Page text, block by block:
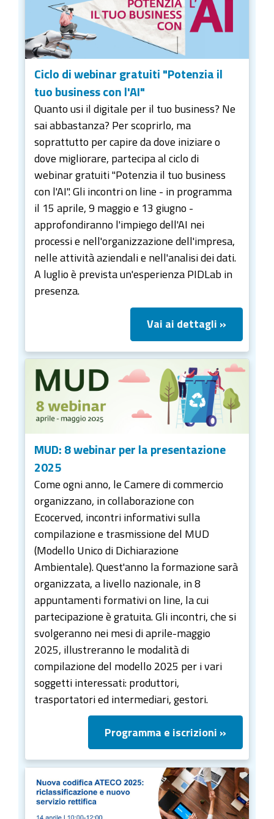
Ciclo di webinar gratuiti "Potenzia il
tuo business con l'AI"
Quanto usi il digitale per il tuo business? Ne
sai abbastanza? Per scoprirlo, ma
soprattutto per capire da dove iniziare o
dove migliorare, partecipa al ciclo di
webinar gratuiti "Potenzia il tuo business
con l'AI". Gli incontri on line - in programma
il 15 aprile, 9 maggio e 13 giugno -
approfondiranno l'impiego dell'AI nei
processi e nell'organizzazione dell'impresa,
nelle attività aziendali e nell'analisi dei dati.
A luglio è prevista un'esperienza PIDLab in
presenza.
Vai ai dettagli »
MUD: 8 webinar per la presentazione
2025
Come ogni anno, le Camere di commercio
organizzano, in collaborazione con
Ecocerved, incontri informativi sulla
compilazione e trasmissione del MUD
(Modello Unico di Dichiarazione
Ambientale). Quest'anno la formazione sarà
organizzata, a livello nazionale, in 8
appuntamenti formativi on line, la cui
partecipazione è gratuita. Gli incontri, che si
svolgeranno nei mesi di aprile-maggio
2025, illustreranno le modalità di
compilazione del modello 2025 per i vari
soggetti interessati: produttori,
trasportatori ed intermediari, gestori.
Programma e iscrizioni »